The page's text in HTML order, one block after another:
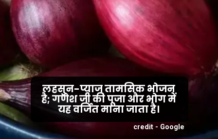
credit - Google
लहसुन-प्याज तामसिक भोजन
है; गणेश जी की पूजा और भोग में
यह वर्जित माना जाता है।